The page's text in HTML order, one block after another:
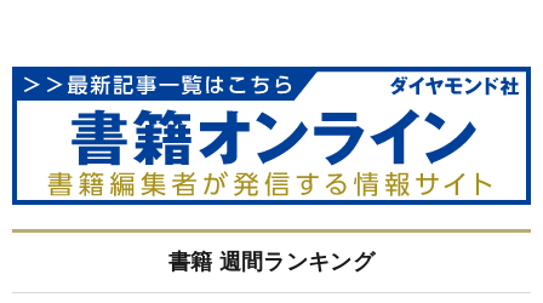
書籍 週間ランキング